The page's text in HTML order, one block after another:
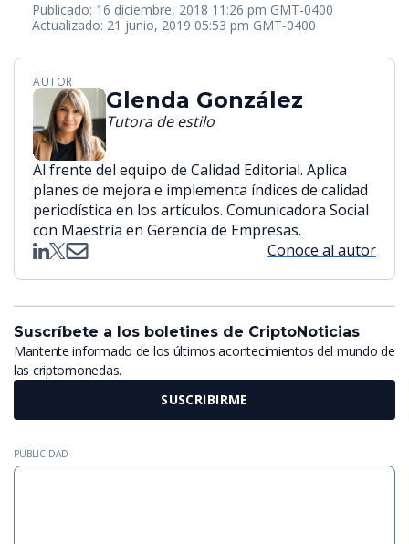
Publicado: 16 diciembre, 2018 11:26 pm GMT-0400
Actualizado: 21 junio, 2019 05:53 pm GMT-0400
AUTOR
Glenda González
Tutora de estilo
Al frente del equipo de Calidad Editorial. Aplica
planes de mejora e implementa índices de calidad
periodística en los artículos. Comunicadora Social
con Maestría en Gerencia de Empresas.
Conoce al autor
Suscríbete a los boletines de CriptoNoticias
Mantente informado de los últimos acontecimientos del mundo de
las criptomonedas.
SUSCRIBIRME
PUBLICIDAD